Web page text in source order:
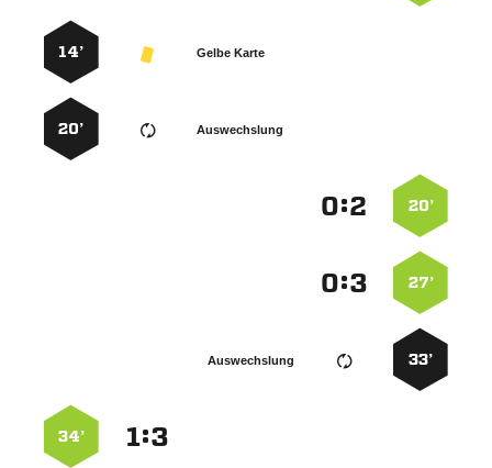
Gelbe Karte
14’
Auswechslung
20’
20’
:
27’
:
33’
Auswechslung
:
34’